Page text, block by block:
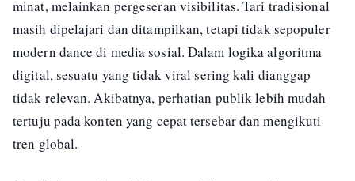
minat, melainkan pergeseran visibilitas. Tari tradisional
masih dipelajari dan ditampilkan, tetapi tidak sepopuler
modern dance di media sosial. Dalam logika algoritma
digital, sesuatu yang tidak viral sering kali dianggap
tidak relevan. Akibatnya, perhatian publik lebih mudah
tertuju pada konten yang cepat tersebar dan mengikuti
tren global.